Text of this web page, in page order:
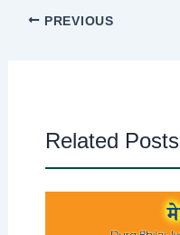
PREVIOUS
Related Posts